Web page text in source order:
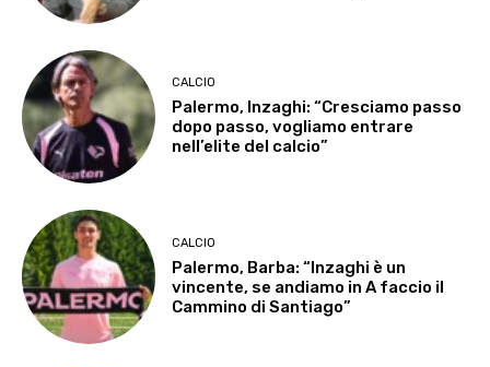
CALCIO
Palermo, Inzaghi: “Cresciamo passo
dopo passo, vogliamo entrare
nell’elite del calcio”
CALCIO
Palermo, Barba: “Inzaghi è un
vincente, se andiamo in A faccio il
Cammino di Santiago”